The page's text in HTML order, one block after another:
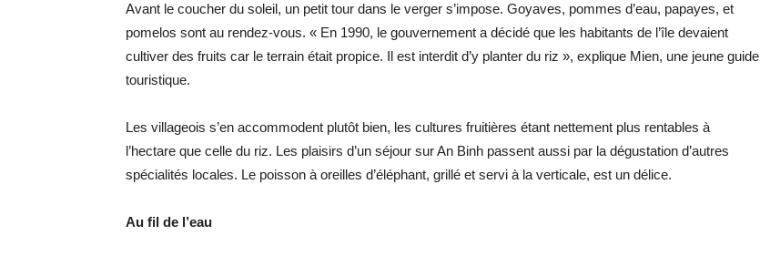
Avant le coucher du soleil, un petit tour dans le verger s’impose. Goyaves, pommes d’eau, papayes, et
pomelos sont au rendez-vous. « En 1990, le gouvernement a décidé que les habitants de l’île devaient
cultiver des fruits car le terrain était propice. Il est interdit d’y planter du riz », explique Mien, une jeune guide
touristique.
Les villageois s’en accommodent plutôt bien, les cultures fruitières étant nettement plus rentables à
l’hectare que celle du riz. Les plaisirs d’un séjour sur An Binh passent aussi par la dégustation d’autres
spécialités locales. Le poisson à oreilles d’éléphant, grillé et servi à la verticale, est un délice.
Au fil de l’eau